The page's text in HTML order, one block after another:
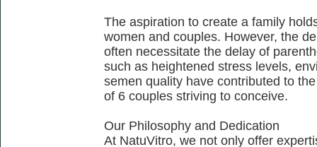
The aspiration to create a family
women and couples. However, the
often necessitate the delay of
such as heightened stress levels,
semen quality have contributed to
of 6 couples striving to conceive.
Our Philosophy and Dedication
At NatuVitro, we not only offer